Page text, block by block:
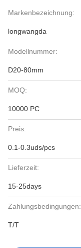
Markenbezeichnung:
longwangda
Modellnummer:
D20-80mm
MOQ:
10000 PC
Preis:
0.1-0.3uds/pcs
Lieferzeit:
15-25days
Zahlungsbedingungen:
T/T